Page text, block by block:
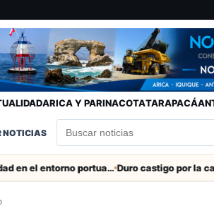
ARICA Y PARINACOTATARAPACÁ
NOTICIAS
Refuerzan seguridad en el entorno portuario de Arica